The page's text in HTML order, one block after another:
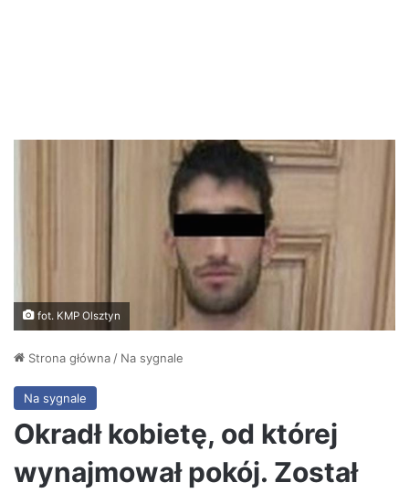
fot. KMP Olsztyn
Strona główna / Na sygnale
Na sygnale
Okradł kobietę, od której
wynajmował pokój. Został